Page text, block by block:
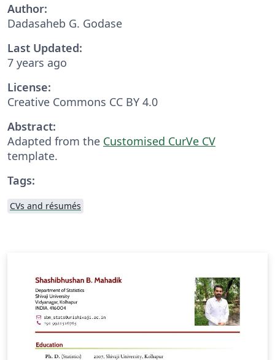
Author:
Dadasaheb G. Godase
Last Updated:
7 years ago
License:
Creative Commons CC BY 4.0
Abstract:
Adapted from the Customised CurVe CV
template.
Tags:
CVs and résumés